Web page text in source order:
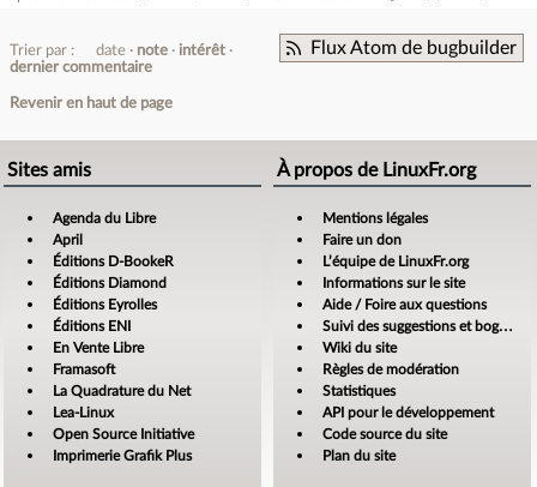
Flux Atom de bugbuilder
Trier par : date note
intérêt
dernier commentaire
Revenir en haut de page
Sites amis
Agenda du Libre
April
Éditions D-BookeR
Éditions Diamond
Éditions Eyrolles
Éditions ENI
En Vente Libre
Framasoft
La Quadrature du Net
Lea-Linux
Open Source Initiative
Imprimerie Grafik Plus
À propos de LinuxFr.org
Mentions légales
Faire un don
L’équipe de LinuxFr.org
Informations sur le site
Aide / Foire aux questions
Suivi des suggestions et bogues
Wiki du site
Règles de modération
Statistiques
API pour le développement
Code source du site
Plan du site